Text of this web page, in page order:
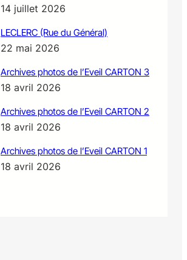
14 juillet 2026
LECLERC (Rue du Général)
22 mai 2026
Archives photos de l’Eveil CARTON 3
18 avril 2026
Archives photos de l’Eveil CARTON 2
18 avril 2026
Archives photos de l’Eveil CARTON 1
18 avril 2026